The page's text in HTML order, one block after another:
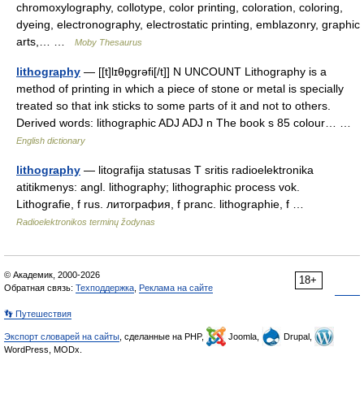
chromoxylography, collotype, color printing, coloration, coloring,
dyeing, electronography, electrostatic printing, emblazonry, graphic
arts,… …
Moby Thesaurus
lithography — [[t]lɪθɒ̱grəfi[/t]] N UNCOUNT Lithography is a
method of printing in which a piece of stone or metal is specially
treated so that ink sticks to some parts of it and not to others.
Derived words: lithographic ADJ ADJ n The book s 85 colour… …
English dictionary
lithography — litografija statusas T sritis radioelektronika
atitikmenys: angl. lithography; lithographic process vok.
Lithografie, f rus. литография, f pranc. lithographie, f …
Radioelektronikos terminų žodynas
18+
© Академик, 2000-2026
Обратная связь: Техподдержка Реклама на сайте
👣 Путешествия
Экспорт словарей на сайты , сделанные на PHP, Joomla,
Drupal,
WordPress, MODx.